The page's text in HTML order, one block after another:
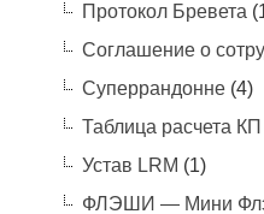
Протокол Бревета
Соглашение о
Суперрандонне(4)
Таблица расчета КП
Устав LRM (1)
ФЛЭШИ — Мини